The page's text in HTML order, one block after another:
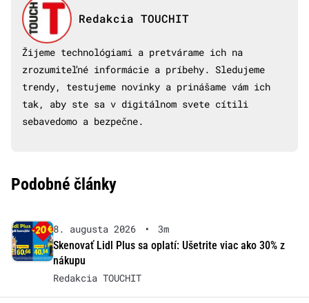
Redakcia TOUCHIT
Žijeme technológiami a pretvárame ich na
zrozumiteľné informácie a príbehy. Sledujeme
trendy, testujeme novinky a prinášame vám ich
tak, aby ste sa v digitálnom svete cítili
sebavedomo a bezpečne.
Podobné články
8. augusta 2026 •
3m
Skenovať Lidl Plus sa oplatí: Ušetrite viac ako 30% z
nákupu
Redakcia TOUCHIT